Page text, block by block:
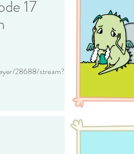
17
28688/stream?